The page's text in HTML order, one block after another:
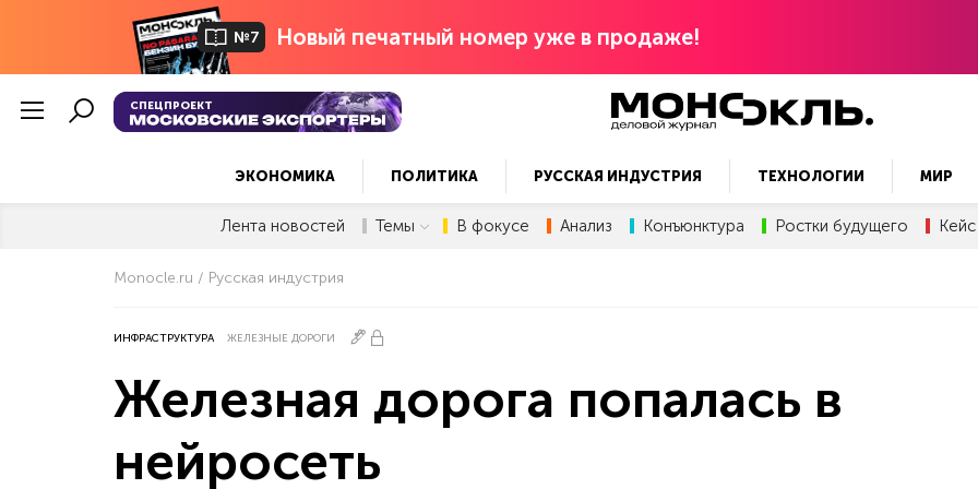
№7 Новый печатный номер уже в продаже!
СПЕЦПРОЕКТ
ЭКОНОМИКА ПОЛИТИКА РУССКАЯ ИНДУСТРИЯ ТЕХНОЛОГИИ МИР
Лента новостей Темы В фокусе Анализ Конъюнктура Ростки будущего Кейс
Monocle.ru Русская индустрия
ИНФРАСТРУКТУРА ЖЕЛЕЗНЫЕ ДОРОГИ
Железная дорога попалась в
нейросеть